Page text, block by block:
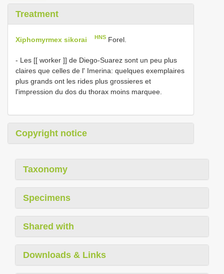
Treatment
Xiphomyrmex sikorai HNS Forel.
- Les [[ worker ]] de Diego-Suarez sont un peu plus
claires que celles de l' Imerina: quelques exemplaires
plus grands ont les rides plus grossieres et
l'impression du dos du thorax moins marquee.
Copyright notice
Taxonomy
Specimens
Shared with
Downloads & Links